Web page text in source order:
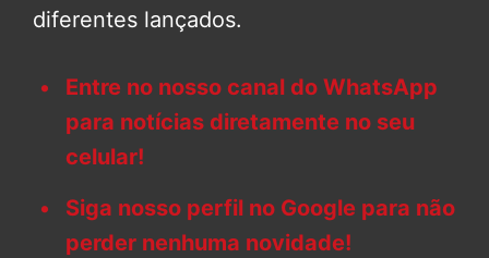
diferentes lançados.
Entre no nosso canal do WhatsApp
para notícias diretamente no seu
celular!
Siga nosso perfil no Google para não
perder nenhuma novidade!